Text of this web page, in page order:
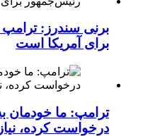
برنی سندرز:
برای آمریکا است
ترامپ: ما خودمان
درخواست کرده،